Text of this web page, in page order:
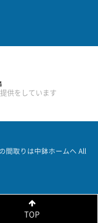
供をしています
取りは中鉢ホームへ All
TOP